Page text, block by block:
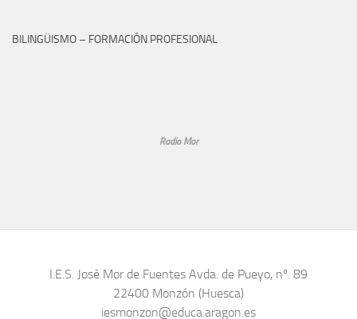
BILINGÜISMO – FORMACIÓN PROFESIONAL
Radio Mor
I.E.S. José Mor de Fuentes Avda. de Pueyo, nº. 89
22400 Monzón (Huesca)
iesmonzon@educa.aragon.es